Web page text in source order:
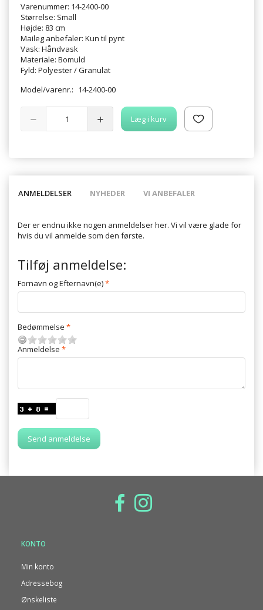
Varenummer: 14-2400-00
Størrelse: Small
Højde: 83 cm
Maileg anbefaler: Kun til pynt
Vask: Håndvask
Materiale: Bomuld
Fyld: Polyester / Granulat
Model/varenr.: 14-2400-00
Læg i kurv
ANMELDELSER NYHEDER VI ANBEFALER
Der er endnu ikke nogen anmeldelser her. Vi vil være glade for
hvis du vil anmelde som den første.
Tilføj anmeldelse:
Fornavn og Efternavn(e)
Bedømmelse
Anmeldelse
Send anmeldelse
KONTO
Min konto
Adressebog
Ønskeliste